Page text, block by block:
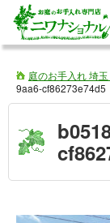
庭のお手入れ 埼
9aa6-cf86273e74d5